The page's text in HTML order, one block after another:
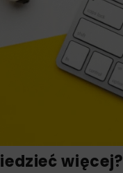
więcej?